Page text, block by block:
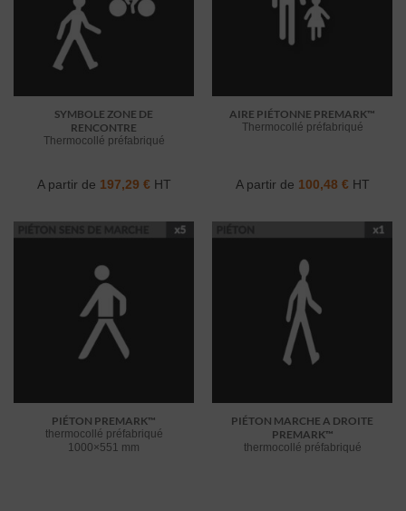
SYMBOLE ZONE DE
RENCONTRE
Thermocollé préfabriqué
A partir de 197,29 €HT
AIRE PIÉTONNE PREMARK™
Thermocollé préfabriqué
A partir de 100,48 €HT
PIÉTON PREMARK™
thermocollé préfabriqué
1000×551 mm
PIÉTON MARCHE A DROITE
PREMARK™
thermocollé préfabriqué